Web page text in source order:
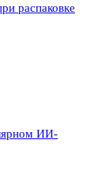
распаковке
ИИ-